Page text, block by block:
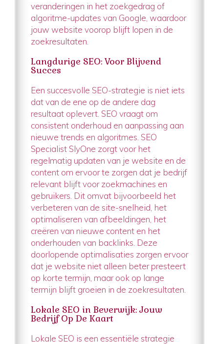
veranderingen in het zoekgedrag of
algoritme-updates van Google, waardoor
jouw website voorop blijft lopen in de
zoekresultaten.
Langdurige SEO: Voor Blijvend
Succes
Een succesvolle SEO-strategie is niet iets
dat van de ene op de andere dag
resultaat oplevert. SEO vraagt om
consistent onderhoud en aanpassing aan
nieuwe trends en algoritmes. SEO
Specialist SlyOne zorgt voor het
regelmatig updaten van je website en de
content om ervoor te zorgen dat je bedrijf
relevant blijft voor zoekmachines en
gebruikers. Dit omvat bijvoorbeeld het
verbeteren van de site-snelheid, het
optimaliseren van afbeeldingen, het
creëren van nieuwe content en het
onderhouden van backlinks. Deze
doorlopende optimalisaties zorgen ervoor
dat je website niet alleen beter presteert
op korte termijn, maar ook op lange
termijn blijft groeien in de zoekresultaten.
Lokale SEO in Beverwijk: Jouw
Bedrijf Op De Kaart
Lokale SEO is een essentiële strategie